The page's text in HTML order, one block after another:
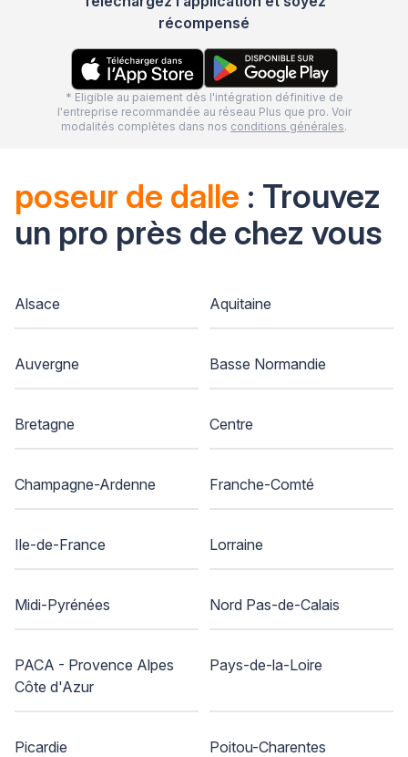
récompensé
* Eligible au paiement dès l'intégration définitive de
l'entreprise recommandée au réseau Plus que pro. Voir
modalités complètes dans nos conditions générales.
poseur de dalle : Trouvez
un pro près de chez vous
Alsace Aquitaine
Auvergne Basse Normandie
Bretagne Centre
Champagne-Ardenne Franche-Comté
Ile-de-France Lorraine
Midi-Pyrénées Nord Pas-de-Calais
PACA - Provence Alpes
Côte d'Azur
Pays-de-la-Loire
Picardie Poitou-Charentes